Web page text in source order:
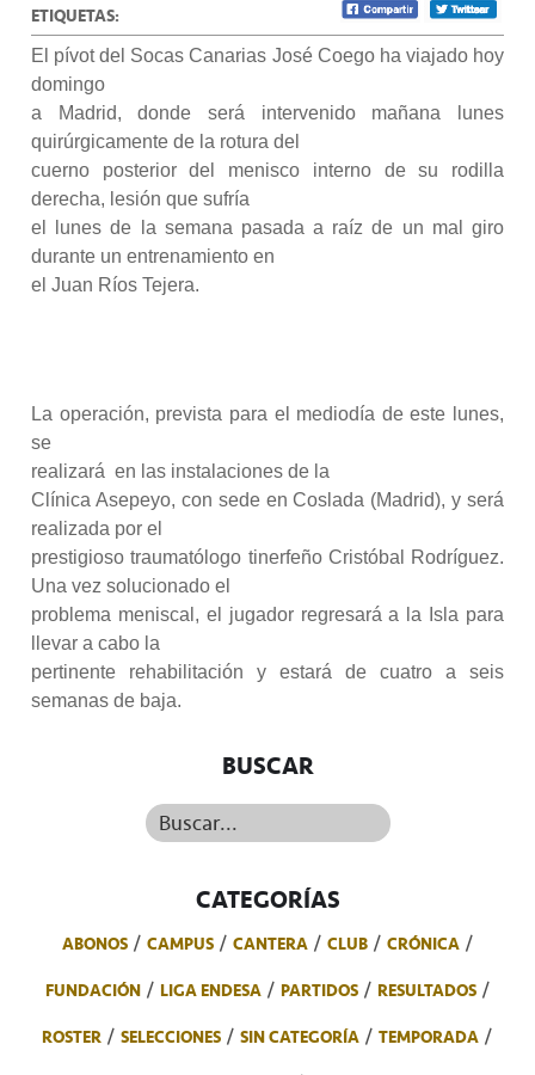
ETIQUETAS:
El pívot del Socas Canarias José Coego ha viajado hoy
domingo
a Madrid, donde será intervenido mañana lunes
quirúrgicamente de la rotura del
cuerno posterior del menisco interno de su rodilla
derecha, lesión que sufría
el lunes de la semana pasada a raíz de un mal giro
durante un entrenamiento en
el Juan Ríos Tejera.
La operación, prevista para el mediodía de este lunes,
se
realizará en las instalaciones de la
Clínica Asepeyo, con sede en Coslada (Madrid), y será
realizada por el
prestigioso traumatólogo tinerfeño Cristóbal Rodríguez.
Una vez solucionado el
problema meniscal, el jugador regresará a la Isla para
llevar a cabo la
pertinente rehabilitación y estará de cuatro a seis
semanas de baja.
BUSCAR
Buscar...
CATEGORÍAS
ABONOS CAMPUS CANTERA CLUB
CRÓNICA
FUNDACIÓN
LIGA ENDESA PARTIDOS
RESULTADOS
ROSTER
SELECCIONES SIN CATEGORÍA
TEMPORADA